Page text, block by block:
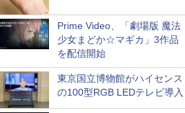
Prime Video、「劇場版 魔法
少女まどか☆マギカ」3作品
を配信開始
東京国立博物館がハイセンス
の100型RGB LEDテレビ導入